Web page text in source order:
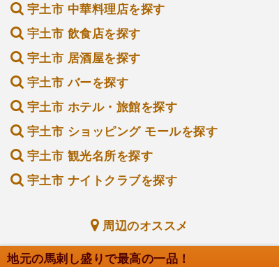
宇土市 中華料理店を探す
宇土市 飲食店を探す
宇土市 居酒屋を探す
宇土市 バーを探す
宇土市 ホテル・旅館を探す
宇土市 ショッピング モールを探す
宇土市 観光名所を探す
宇土市 ナイトクラブを探す
周辺のオススメ
地元の馬刺し盛りで最高の一品！